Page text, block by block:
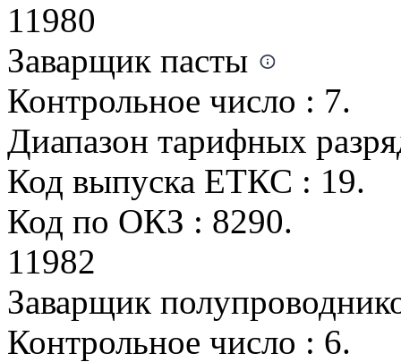
11980
Заварщик пасты
Контрольное число : 7.
Диапазон тарифных
Код выпуска ЕТКС : 19.
Код по ОКЗ : 8290.
11982
Заварщик
Контрольное число : 6.